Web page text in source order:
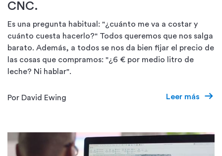
CNC.
Es una pregunta habitual: "¿cuánto me va a costar y
cuánto cuesta hacerlo?" Todos queremos que nos salga
barato. Además, a todos se nos da bien fijar el precio de
las cosas que compramos: "¿6 € por medio litro de
leche? Ni hablar".
Por David Ewing Leer más